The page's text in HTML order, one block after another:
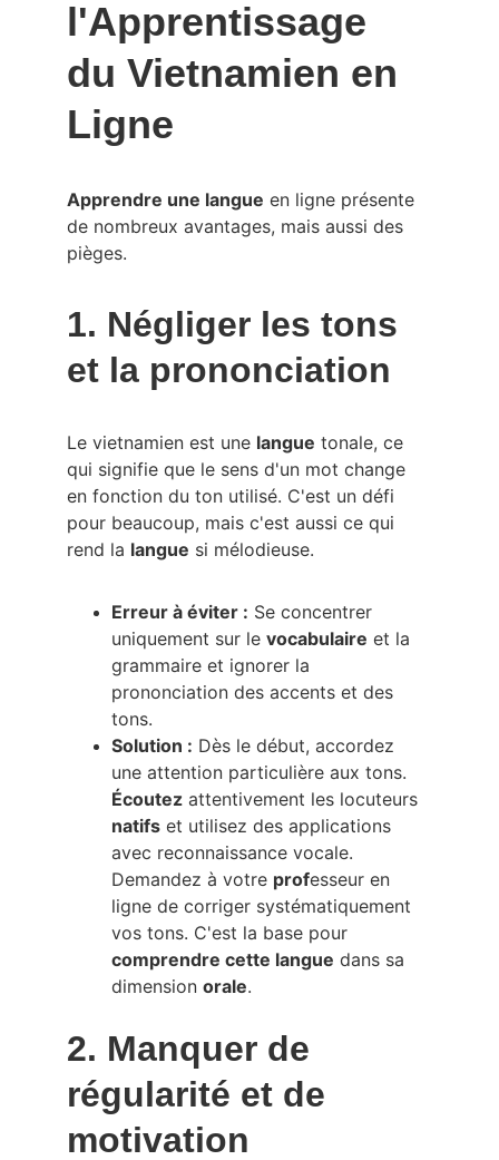
l'Apprentissage
du Vietnamien en
Ligne
Apprendre une langue en ligne présente
de nombreux avantages, mais aussi des
pièges.
1. Négliger les tons
et la prononciation
Le vietnamien est une langue tonale, ce
qui signifie que le sens d'un mot change
en fonction du ton utilisé. C'est un défi
pour beaucoup, mais c'est aussi ce qui
rend la langue si mélodieuse.
Erreur à éviter : Se concentrer
uniquement sur le vocabulaire et la
grammaire et ignorer la
prononciation des accents et des
tons.
Solution : Dès le début, accordez
une attention particulière aux tons.
Écoutez attentivement les locuteurs
natifs et utilisez des applications
avec reconnaissance vocale.
Demandez à votre professeur en
ligne de corriger systématiquement
vos tons. C'est la base pour
comprendre cette langue dans sa
dimension orale.
2. Manquer de
régularité et de
motivation